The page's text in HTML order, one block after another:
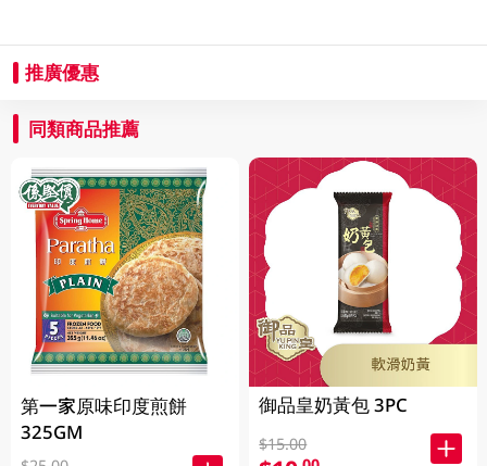
推廣優惠
同類商品推薦
第一家原味印度煎餅
325GM
御品皇奶黃包 3PC
$15.00